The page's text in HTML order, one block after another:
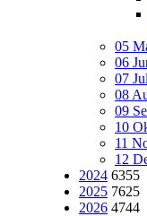
05
06
07
08
09
10
11
12
2024 6355
2025 7625
2026 4744